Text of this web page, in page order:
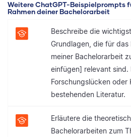
Weitere ChatGPT-Beispielprompts
Rahmen deiner Bachelorarbeit
Beschreibe die
Grundlagen, die für
meiner Bachelorarbeit
einfügen] relevant sind.
Forschungslücken oder
bestehenden Literatur.
Erläutere die
Bachelorarbeiten zum